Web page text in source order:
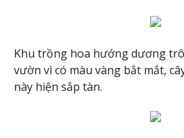
Khu trồng hoa hướng dương
vườn vì có màu vàng bắt mắt,
này hiện sắp tàn.